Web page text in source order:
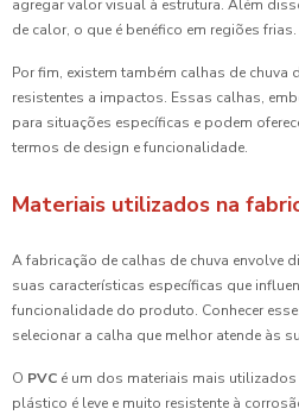
agregar valor visual à estrutura. Além
de calor, o que é benéfico em regiões frias.
Por fim, existem também calhas de chuva
resistentes a impactos. Essas calhas,
para situações específicas e podem
termos de design e funcionalidade.
Materiais utilizados na
A fabricação de calhas de chuva envolve
suas características específicas que
funcionalidade do produto. Conhecer
selecionar a calha que melhor atende às
O PVC é um dos materiais mais
plástico é leve e muito resistente à